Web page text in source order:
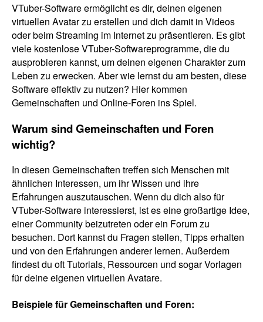
VTuber-Software ermöglicht es dir, deinen eigenen
virtuellen Avatar zu erstellen und dich damit in Videos
oder beim Streaming im Internet zu präsentieren. Es gibt
viele kostenlose VTuber-Softwareprogramme, die du
ausprobieren kannst, um deinen eigenen Charakter zum
Leben zu erwecken. Aber wie lernst du am besten, diese
Software effektiv zu nutzen? Hier kommen
Gemeinschaften und Online-Foren ins Spiel.
Warum sind Gemeinschaften und Foren
wichtig?
In diesen Gemeinschaften treffen sich Menschen mit
ähnlichen Interessen, um ihr Wissen und ihre
Erfahrungen auszutauschen. Wenn du dich also für
VTuber-Software interessierst, ist es eine großartige Idee,
einer Community beizutreten oder ein Forum zu
besuchen. Dort kannst du Fragen stellen, Tipps erhalten
und von den Erfahrungen anderer lernen. Außerdem
findest du oft Tutorials, Ressourcen und sogar Vorlagen
für deine eigenen virtuellen Avatare.
Beispiele für Gemeinschaften und Foren: